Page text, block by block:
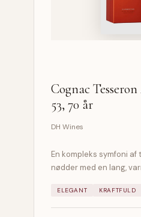
Cognac
53, 70 år
DH Wines
En kompleks symfoni
nødder med en lang,
ELEGANT KRAFTFULD